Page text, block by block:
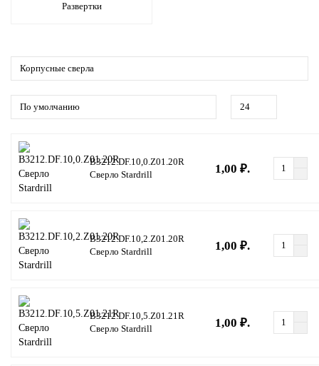
Развертки
B3212.DF.10,0.Z01.20R
Сверло Stardrill
1,00 ₽.
B3212.DF.10,2.Z01.20R
Сверло Stardrill
1,00 ₽.
B3212.DF.10,5.Z01.21R
Сверло Stardrill
1,00 ₽.